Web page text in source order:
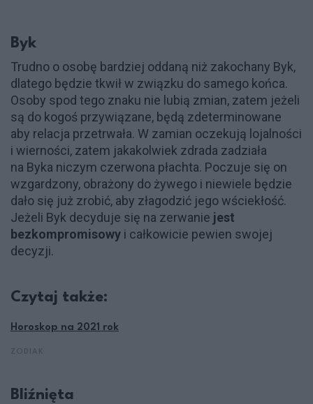
Byk
Trudno o osobę bardziej oddaną niż zakochany Byk,
dlatego będzie tkwił w związku do samego końca.
Osoby spod tego znaku nie lubią zmian, zatem jeżeli
są do kogoś przywiązane, będą zdeterminowane
aby relacja przetrwała. W zamian oczekują lojalności
i wierności, zatem jakakolwiek zdrada zadziała
na Byka niczym czerwona płachta. Poczuje się on
wzgardzony, obrażony do żywego i niewiele będzie
dało się już zrobić, aby złagodzić jego wściekłość.
Jeżeli Byk decyduje się na zerwanie jest
bezkompromisowy i całkowicie pewien swojej
decyzji.
Czytaj także:
Horoskop na 2021 rok
Bliźnięta